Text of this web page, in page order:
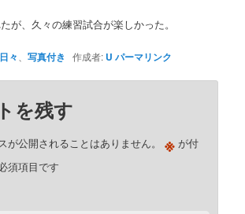
が、久々の練習試合が楽しかった。
々 、写真付き 作成者: U パーマリンク
を残す
が公開されることはありません。 ※ が付
須項目です